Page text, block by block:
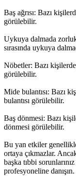
Baş ağrısı: Bazı
görülebilir.
Uykuya dalmada
sırasında uykuya
Nöbetler: Bazı
görülebilir.
Mide bulantısı: Bazı
bulantısı görülebilir.
Baş dönmesi: Bazı
dönmesi görülebilir.
Bu yan etkiler
ortaya çıkmazlar.
başka tıbbi
profesyoneline danışın.